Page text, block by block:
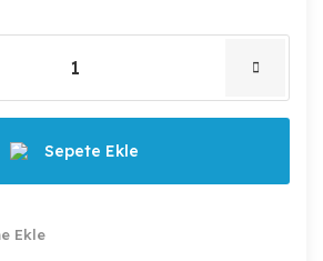
Sepete Ekle